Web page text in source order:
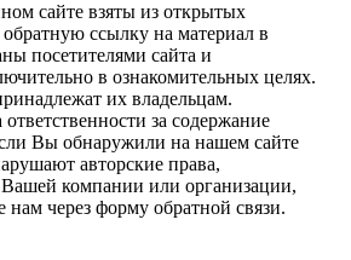
сайте взяты из открытых
ссылку на материал в
посетителями сайта и
в ознакомительных целях.
их владельцам.
за содержание
Вы обнаружили на нашем сайте
авторские права,
компании или организации,
нам через форму обратной связи.